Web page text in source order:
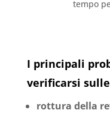
tempo
I principali
verificarsi
rottura della